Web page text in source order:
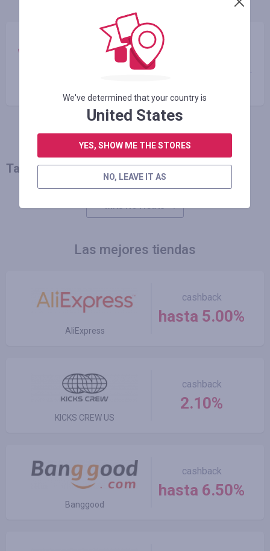
александр
22.12.2016 11:18
También le puede interesar
Las mejores tiendas
AliExpress
cashback
hasta 5.00%
KICKS CREW US
cashback
2.10%
Banggood
cashback
hasta 6.50%
We've determined that your country is
United States
YES, SHOW ME THE STORES
NO, LEAVE IT AS